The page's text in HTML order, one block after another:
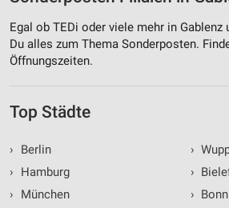
Egal ob TEDi oder viele mehr in Gablenz
Du alles zum Thema Sonderposten.
Öffnungszeiten.
Top Städte
›
Berlin
›
Hamburg
›
München
›
›
› Bonn